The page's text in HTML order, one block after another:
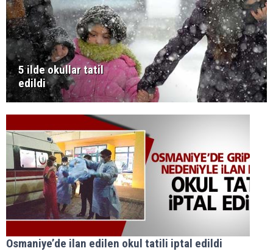
5 ilde okullar tatil
edildi
Osmaniye’de ilan edilen okul tatili iptal edildi